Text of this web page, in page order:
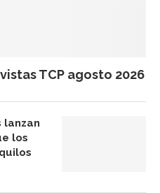
TCP agosto 2026
lanzan
los